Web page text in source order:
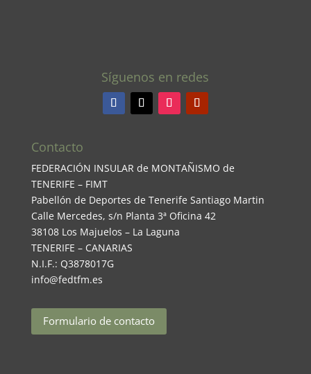
Síguenos en redes
Contacto
FEDERACIÓN INSULAR de MONTAÑISMO de
TENERIFE – FIMT
Pabellón de Deportes de Tenerife Santiago Martin
Calle Mercedes, s/n Planta 3ª Oficina 42
38108 Los Majuelos – La Laguna
TENERIFE – CANARIAS
N.I.F.: Q3878017G
info@fedtfm.es
Formulario de contacto